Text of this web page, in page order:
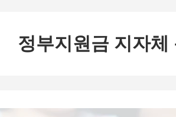
정부지원금 지자체